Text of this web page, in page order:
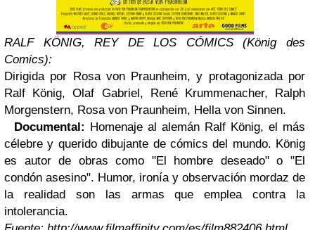
RALF KÖNIG, REY DE LOS CÓMICS (König des
Comics):
Dirigida por Rosa von Praunheim, y protagonizada por
Ralf König, Olaf Gabriel, René Krummenacher, Ralph
Morgenstern, Rosa von Praunheim, Hella von Sinnen.
Documental: Homenaje al alemán Ralf König, el más
célebre y querido dibujante de cómics del mundo. König
es autor de obras como "El hombre deseado" o "El
condón asesino". Humor, ironía y observación mordaz de
la realidad son las armas que emplea contra la
intolerancia.